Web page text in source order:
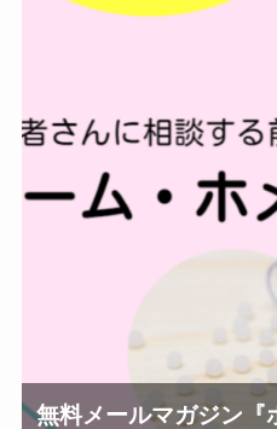
無料メールマガジン『